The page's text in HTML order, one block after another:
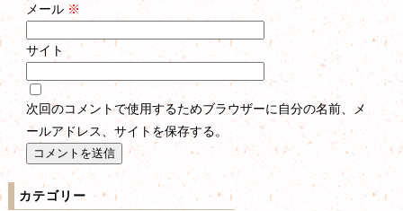
メール ※
サイト
次回のコメントで使用するためブラウザーに自分の名前、メ
ールアドレス、サイトを保存する。
カテゴリー